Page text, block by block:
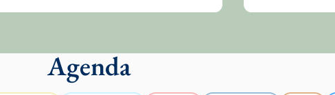
Agenda